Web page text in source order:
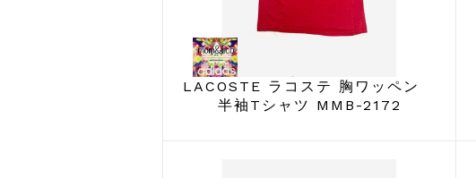
LACOSTE ラコステ 胸ワッペン
半袖Tシャツ MMB-2172